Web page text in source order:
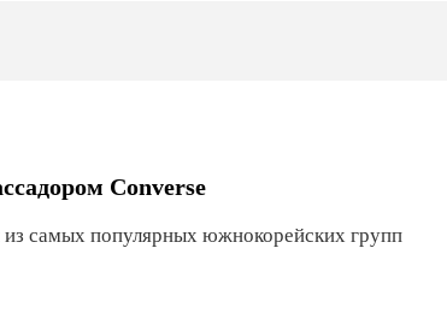
Converse
из самых популярных южнокорейских групп